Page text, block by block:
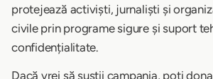
protejează activiști, jurnaliști și
civile prin programe sigure și suport
confidențialitate.
Dacă vrei să susții campania, poți